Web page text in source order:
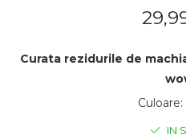
Curata rezidurile de
Culoare:
IN